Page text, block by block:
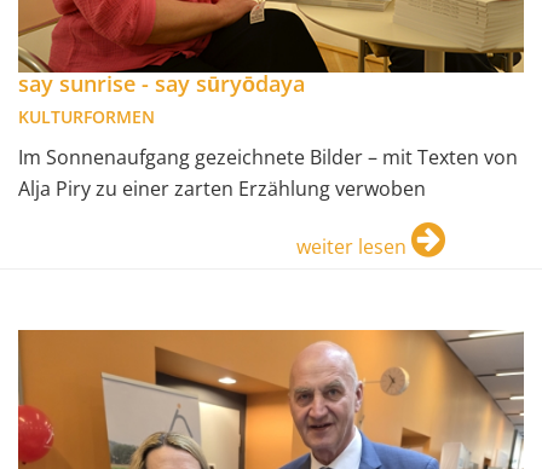
say sunrise - say sūryōdaya
KULTURFORMEN
Im Sonnenaufgang gezeichnete Bilder – mit Texten von
Alja Piry zu einer zarten Erzählung verwoben
weiter lesen